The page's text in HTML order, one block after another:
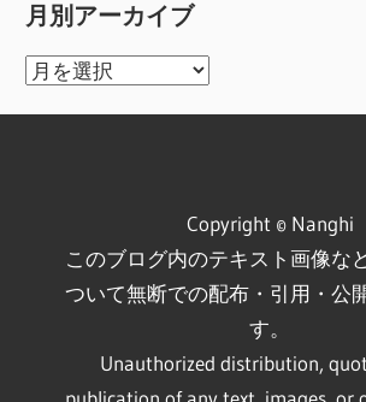
月別アーカイブ
月
Copyright © Nanghi
このブログ内のテキスト画像な
ついて無断での配布・引用・公
す。
Unauthorized distribution,